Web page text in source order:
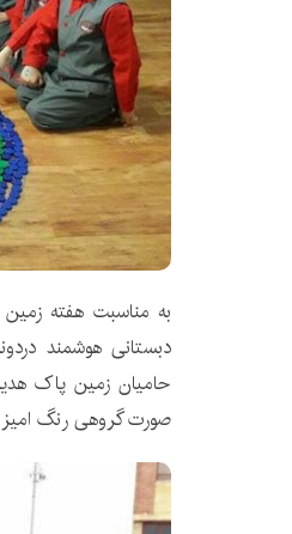
به مناسبت هفته
دبستانی هوشمند
حامیان زمین پاک
صورت گروهی رنگ